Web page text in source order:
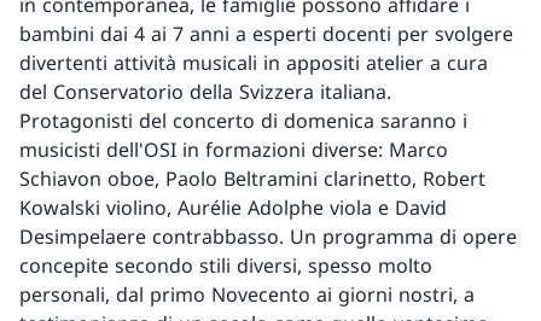
bambini dai 4 ai 7 anni a esperti docenti per svolgere
divertenti attività musicali in appositi atelier a cura
del Conservatorio della Svizzera italiana.
Protagonisti del concerto di domenica saranno i
musicisti dell'OSI in formazioni diverse: Marco
Schiavon oboe, Paolo Beltramini clarinetto, Robert
Kowalski violino, Aurélie Adolphe viola e David
Desimpelaere contrabbasso. Un programma di opere
concepite secondo stili diversi, spesso molto
personali, dal primo Novecento ai giorni nostri, a